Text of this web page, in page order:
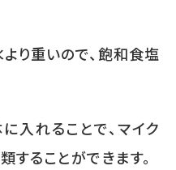
り重いので、飽和食塩
入れることで、マイク
することができます。